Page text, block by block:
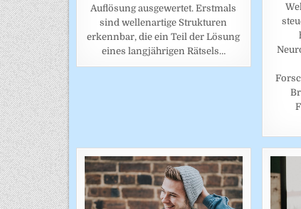
Auflösung ausgewertet. Erstmals
sind wellenartige Strukturen
erkennbar, die ein Teil der Lösung
eines langjährigen Rätsels…